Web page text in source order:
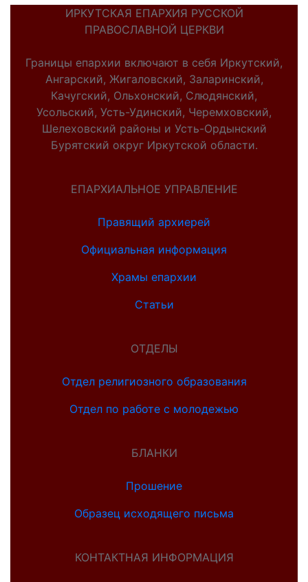
ИРКУТСКАЯ ЕПАРХИЯ РУССКОЙ
ПРАВОСЛАВНОЙ ЦЕРКВИ
Границы епархии включают в себя Иркутский,
Ангарский, Жигаловский, Заларинский,
Качугский, Ольхонский, Слюдянский,
Усольский, Усть-Удинский, Черемховский,
Шелеховский районы и Усть-Ордынский
Бурятский округ Иркутской области.
ЕПАРХИАЛЬНОЕ УПРАВЛЕНИЕ
Правящий архиерей
Официальная информация
Храмы епархии
Статьи
ОТДЕЛЫ
Отдел религиозного образования
Отдел по работе с молодежью
БЛАНКИ
Прошение
Образец исходящего письма
КОНТАКТНАЯ ИНФОРМАЦИЯ